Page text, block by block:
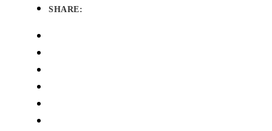
SHARE: